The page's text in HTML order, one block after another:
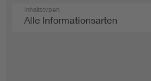
Inhaltstypen
Alle Informationsarten